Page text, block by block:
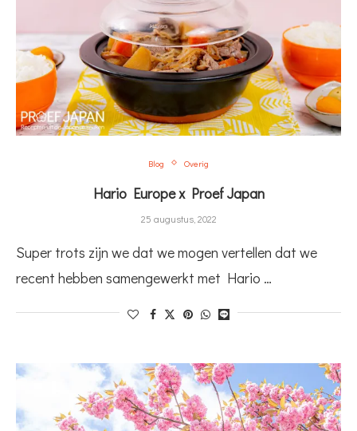
Blog Overig
Hario Europe x Proef Japan
25 augustus, 2022
Super trots zijn we dat we mogen vertellen dat we
recent hebben samengewerkt met Hario …